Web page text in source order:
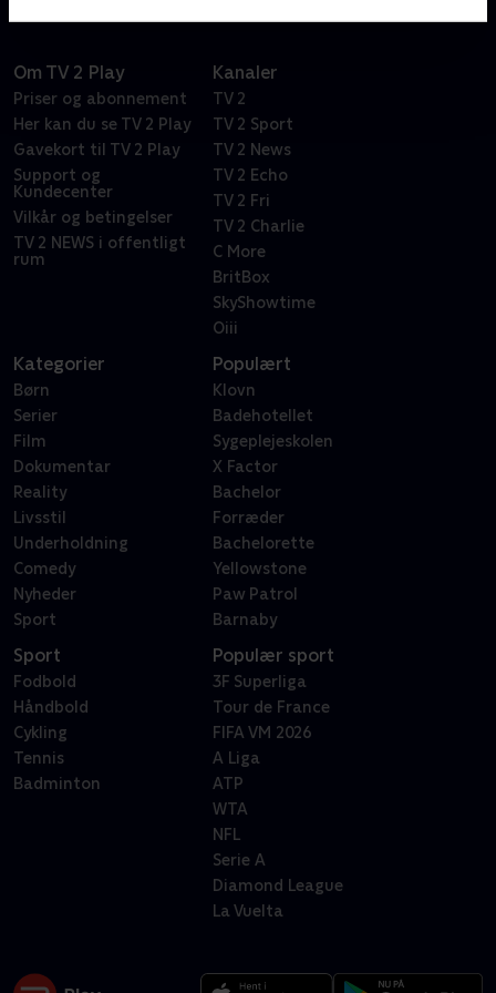
Om TV 2 Play
Priser og abonnement
Her kan du se TV 2 Play
Gavekort til TV 2 Play
Support og
Kundecenter
Vilkår og betingelser
TV 2 NEWS i offentligt
rum
Kanaler
TV 2
TV 2 Sport
TV 2 News
TV 2 Echo
TV 2 Fri
TV 2 Charlie
C More
BritBox
SkyShowtime
Oiii
Kategorier
Børn
Serier
Film
Dokumentar
Reality
Livsstil
Underholdning
Comedy
Nyheder
Sport
Populært
Klovn
Badehotellet
Sygeplejeskolen
X Factor
Bachelor
Forræder
Bachelorette
Yellowstone
Paw Patrol
Barnaby
Sport
Fodbold
Håndbold
Cykling
Tennis
Badminton
Populær sport
3F Superliga
Tour de France
FIFA VM 2026
A Liga
ATP
WTA
NFL
Serie A
Diamond League
La Vuelta